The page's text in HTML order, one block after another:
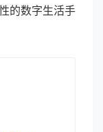
的数字生活手